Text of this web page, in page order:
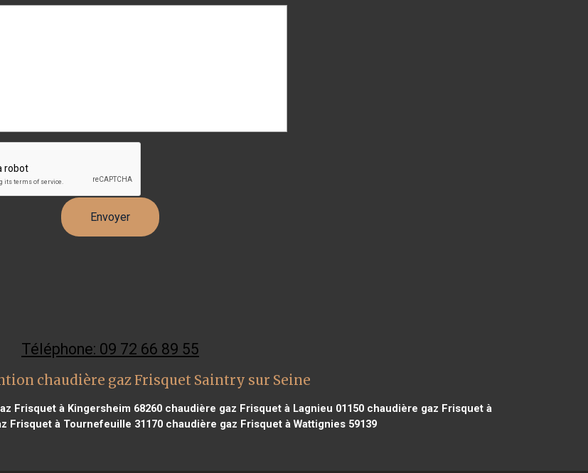
Téléphone: 09 72 66 89 55
chaudière gaz Frisquet Saintry sur Seine
Frisquet à Kingersheim 68260chaudière gaz Frisquet à Lagnieu 01150chaudière gaz Frisquet à
Frisquet à Tournefeuille 31170chaudière gaz Frisquet à Wattignies 59139